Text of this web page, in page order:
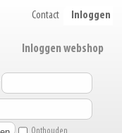
Contact Inloggen
Inloggen webshop
Onthouden